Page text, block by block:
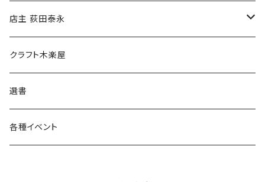
傘
食料品
その他
店主 荻田泰永
書籍
ウェア
クラフト木楽屋
選書
各種イベント